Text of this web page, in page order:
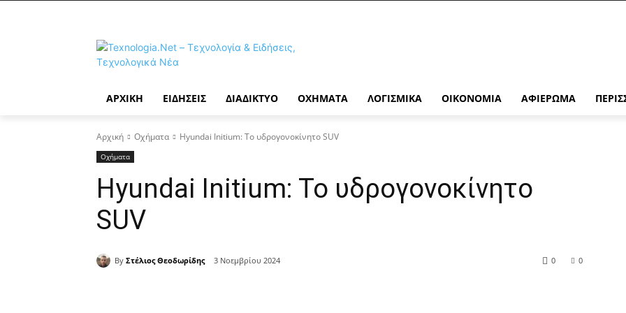
ΑΡΧΙΚΉ ΕΙΔΉΣΕΙΣ ΔΙΑΔΊΚΤΥΟ ΟΧΉΜΑΤΑ ΛΟΓΙΣΜΙΚΆ ΟΙΚΟΝΟΜΊΑ ΑΦΙΈΡΩΜΑ
Αρχική Οχήματα Hyundai Initium: Το υδρογονοκίνητο SUV
Οχήματα
Hyundai Initium: Το υδρογονοκίνητο
SUV
By Στέλιος Θεοδωρίδης 3 Νοεμβρίου 2024 0
0